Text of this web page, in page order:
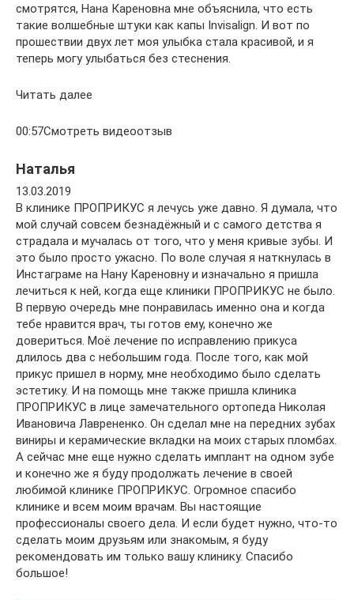
смотрятся, Нана Кареновна мне объяснила, что есть
такие волшебные штуки как капы Invisalign. И вот по
прошествии двух лет моя улыбка стала красивой, и я
теперь могу улыбаться без стеснения.
Читать далее
00:57Смотреть видеоотзыв
Наталья
13.03.2019
В клинике ПРОПРИКУС я лечусь уже давно. Я думала, что
мой случай совсем безнадёжный и с самого детства я
страдала и мучалась от того, что у меня кривые зубы. И
это было просто ужасно. По воле случая я наткнулась в
Инстаграме на Нану Кареновну и изначально я пришла
лечиться к ней, когда еще клиники ПРОПРИКУС не было.
В первую очередь мне понравилась именно она и когда
тебе нравится врач, ты готов ему, конечно же
довериться. Моё лечение по исправлению прикуса
длилось два с небольшим года. После того, как мой
прикус пришел в норму, мне необходимо было сделать
эстетику. И на помощь мне также пришла клиника
ПРОПРИКУС в лице замечательного ортопеда Николая
Ивановича Лаврененко. Он сделал мне на передних зубах
виниры и керамические вкладки на моих старых пломбах.
А сейчас мне еще нужно сделать имплант на одном зубе
и конечно же я буду продолжать лечение в своей
любимой клинике ПРОПРИКУС. Огромное спасибо
клинике и всем моим врачам. Вы настоящие
профессионалы своего дела. И если будет нужно, что-то
сделать моим друзьям или знакомым, я буду
рекомендовать им только вашу клинику. Спасибо
большое!